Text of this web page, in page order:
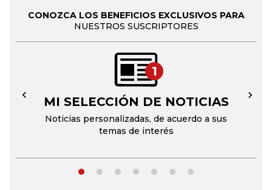
CONOZCA LOS BENEFICIOS EXCLUSIVOS PARA
NUESTROS SUSCRIPTORES
1
MI SELECCIÓN DE NOTICIAS
Noticias personalizadas, de acuerdo a sus
temas de interés
← →